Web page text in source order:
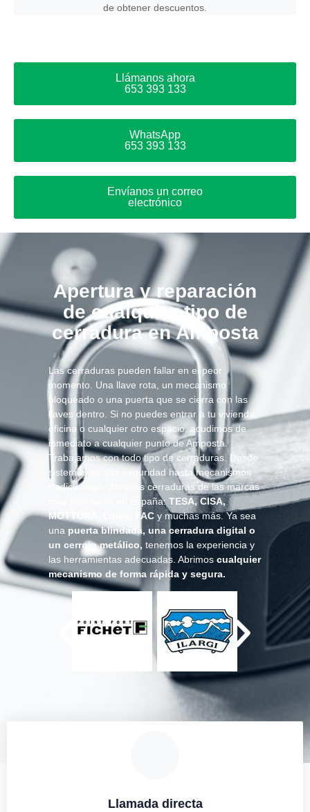
de obtener descuentos.
Llámanos ahora
653 393 133
WhatsApp
653 393 133
Envíanos un correo
electrónico
Apertura y reparación
de cualquier tipo de
cerradura en Amposta
Las cerraduras pueden fallar en el peor
momento. Una llave rota, un mecanismo
bloqueado o una puerta que se cierra con las
llaves dentro. Si no puedes entrar a tu vivienda,
oficina o cualquier otro espacio, acudimos de
inmediato a cualquier punto de Amposta.
Trabajamos con todo tipo de cerraduras. Desde
sistemas de alta seguridad hasta mecanismos
tradicionales. Abrimos cerraduras de las marcas
más populares en España: TESA, CISA,
MOTTURA, Lince, FAC y muchas más. Ya sea
una puerta blindada, una cerradura digital o
un cerrojo metálico, tenemos la experiencia y
las herramientas adecuadas. Abrimos cualquier
mecanismo de forma rápida y segura.
Llamada directa